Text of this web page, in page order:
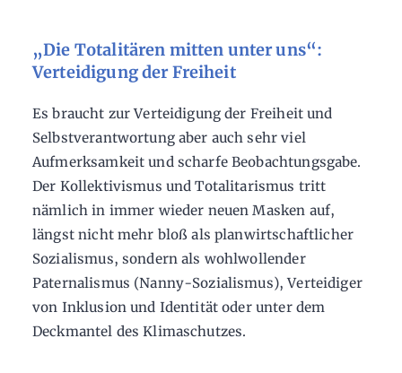
„Die Totalitären mitten unter uns“:
Verteidigung der Freiheit
Es braucht zur Verteidigung der Freiheit und
Selbstverantwortung aber auch sehr viel
Aufmerksamkeit und scharfe Beobachtungsgabe.
Der Kollektivismus und Totalitarismus tritt
nämlich in immer wieder neuen Masken auf,
längst nicht mehr bloß als planwirtschaftlicher
Sozialismus, sondern als wohlwollender
Paternalismus (Nanny-Sozialismus), Verteidiger
von Inklusion und Identität oder unter dem
Deckmantel des Klimaschutzes.